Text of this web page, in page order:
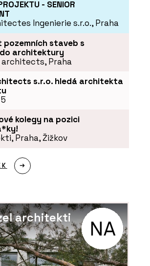
- SENIOR
Ingenierie s.r.o., Praha
staveb s
architektury
architects, Praha
s.r.o. hledá architekta
kolegy na pozici
Praha, Žižkov
architekti